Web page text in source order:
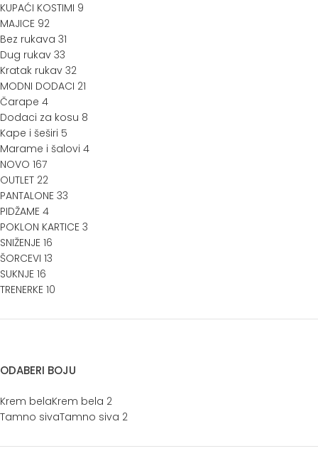
KUPAĆI KOSTIMI 9
MAJICE 92
Bez rukava 31
Dug rukav 33
Kratak rukav 32
MODNI DODACI 21
Čarape 4
Dodaci za kosu 8
Kape i šeširi 5
Marame i šalovi 4
NOVO 167
OUTLET 22
PANTALONE 33
PIDŽAME 4
POKLON KARTICE 3
SNIŽENJE 16
ŠORCEVI 13
SUKNJE 16
TRENERKE 10
ODABERI BOJU
Krem belaKrem bela 2
Tamno sivaTamno siva 2